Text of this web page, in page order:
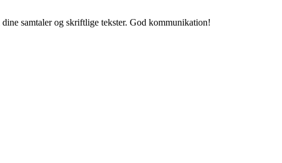
samtaler og skriftlige tekster. God kommunikation!